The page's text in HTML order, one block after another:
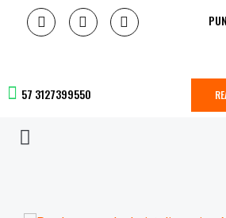
57 3127399550